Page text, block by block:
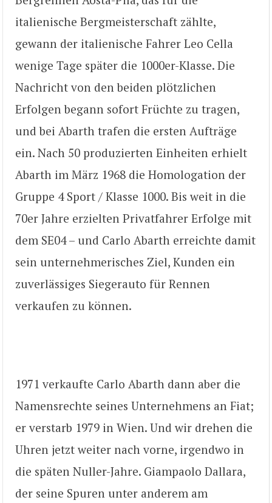
italienische Bergmeisterschaft zählte,
gewann der italienische Fahrer Leo Cella
wenige Tage später die 1000er-Klasse. Die
Nachricht von den beiden plötzlichen
Erfolgen begann sofort Früchte zu tragen,
und bei Abarth trafen die ersten Aufträge
ein. Nach 50 produzierten Einheiten erhielt
Abarth im März 1968 die Homologation der
Gruppe 4 Sport / Klasse 1000. Bis weit in die
70er Jahre erzielten Privatfahrer Erfolge mit
dem SE04 – und Carlo Abarth erreichte damit
sein unternehmerisches Ziel, Kunden ein
zuverlässiges Siegerauto für Rennen
verkaufen zu können.
1971 verkaufte Carlo Abarth dann aber die
Namensrechte seines Unternehmens an Fiat;
er verstarb 1979 in Wien. Und wir drehen die
Uhren jetzt weiter nach vorne, irgendwo in
die späten Nuller-Jahre. Giampaolo Dallara,
der seine Spuren unter anderem am